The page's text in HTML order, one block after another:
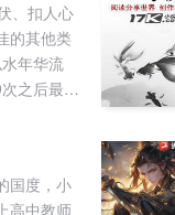
、扣人心
的其他类
年华流
之后最新
国度，小
高中教师